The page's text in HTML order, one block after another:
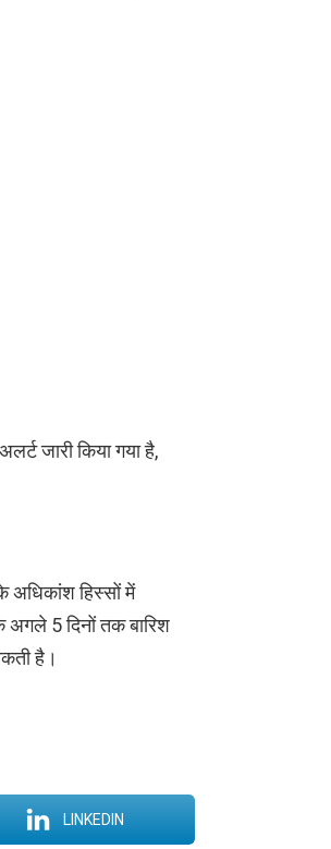
जारी किया गया है,
अधिकांश हिस्सों में
अगले 5 दिनों तक बारिश
है।
LINKEDIN